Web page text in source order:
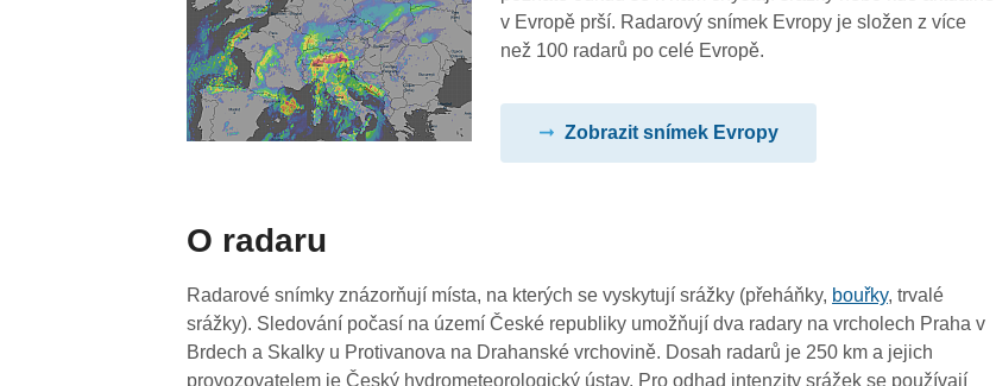
13:50
12:10
12:00
11:50
v Evropě prší. Radarový snímek Evropy je složen z více
než 100 radarů po celé Evropě.
Zobrazit snímek Evropy
O radaru
Radarové snímky znázorňují místa, na kterých se vyskytují srážky (přeháňky, bouřky, trvalé
srážky). Sledování počasí na území České republiky umožňují dva radary na vrcholech Praha v
Brdech a Skalky u Protivanova na Drahanské vrchovině. Dosah radarů je 250 km a jejich
provozovatelem je Český hydrometeorologický ústav. Pro odhad intenzity srážek se používají